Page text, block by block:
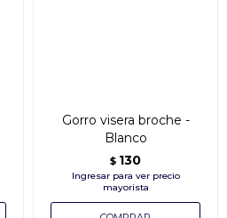
Gorro visera broche -
Blanco
$ 130